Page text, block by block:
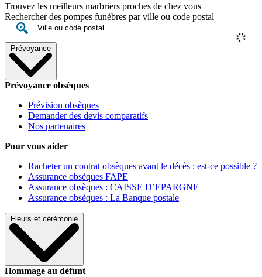
Trouvez les meilleurs marbriers proches de chez vous
Rechercher des pompes funèbres par ville ou code postal
Prévoyance
Prévoyance obsèques
Prévision obsèques
Demander des devis comparatifs
Nos partenaires
Pour vous aider
Racheter un contrat obsèques avant le décès : est-ce possible ?
Assurance obsèques FAPE
Assurance obsèques : CAISSE D’EPARGNE
Assurance obsèques : La Banque postale
Fleurs et cérémonie
Hommage au défunt